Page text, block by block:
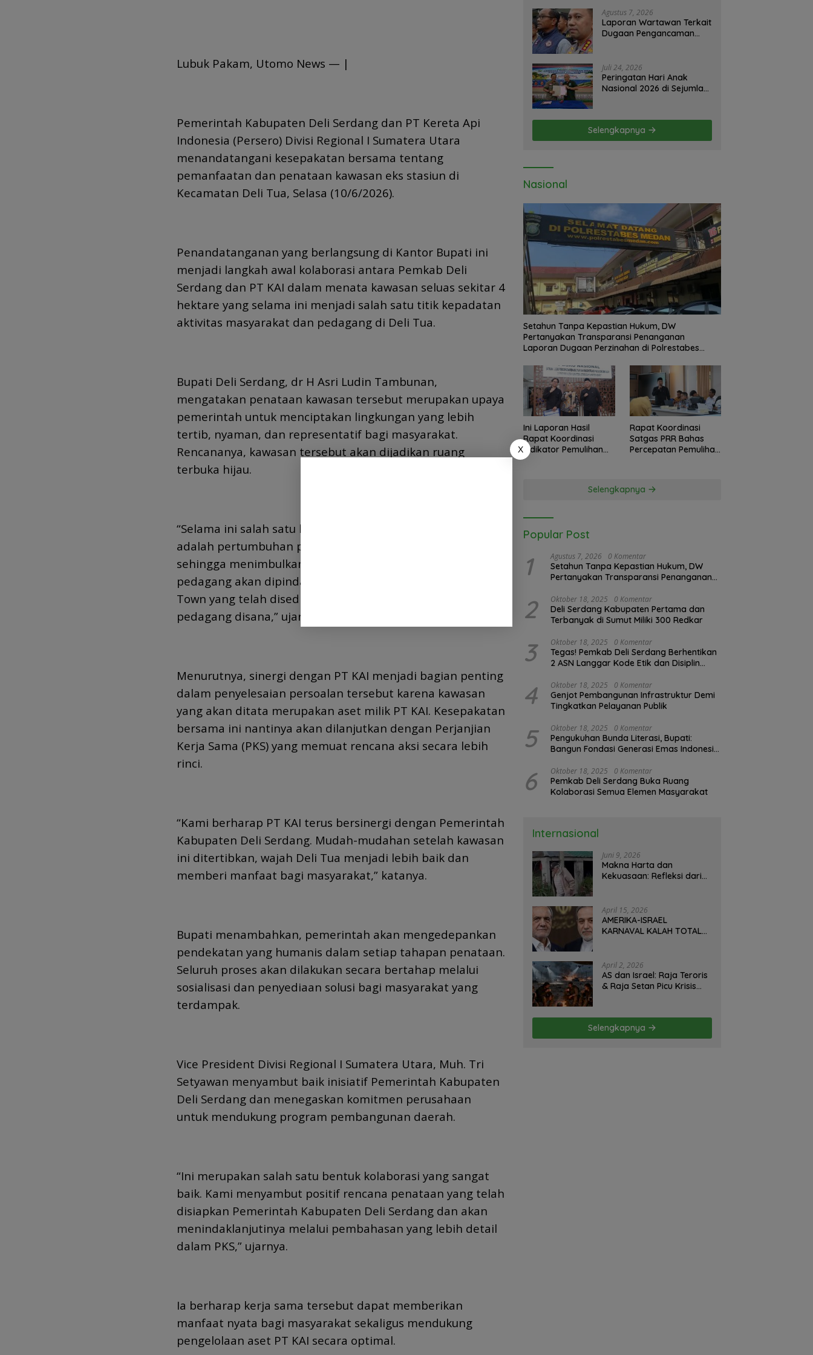
Lubuk Pakam, Utomo News — |
Pemerintah Kabupaten Deli Serdang dan PT Kereta Api
Indonesia (Persero) Divisi Regional I Sumatera Utara
menandatangani kesepakatan bersama tentang
pemanfaatan dan penataan kawasan eks stasiun di
Kecamatan Deli Tua, Selasa (10/6/2026).
Penandatanganan yang berlangsung di Kantor Bupati ini
menjadi langkah awal kolaborasi antara Pemkab Deli
Serdang dan PT KAI dalam menata kawasan seluas sekitar 4
hektare yang selama ini menjadi salah satu titik kepadatan
aktivitas masyarakat dan pedagang di Deli Tua.
Bupati Deli Serdang, dr H Asri Ludin Tambunan,
mengatakan penataan kawasan tersebut merupakan upaya
pemerintah untuk menciptakan lingkungan yang lebih
tertib, nyaman, dan representatif bagi masyarakat.
Rencananya, kawasan tersebut akan dijadikan ruang
terbuka hijau.
“Selama ini salah satu kendala utama di kawasan tersebut
adalah pertumbuhan pedagang yang semakin menjamur
sehingga menimbulkan kesemrawutan. Ke depan,
pedagang akan dipindahkan ke lokasi relokasi di Pasar Old
Town yang telah disediakan dan cukup untuk menampung
pedagang disana,” ujarnya.
Menurutnya, sinergi dengan PT KAI menjadi bagian penting
dalam penyelesaian persoalan tersebut karena kawasan
yang akan ditata merupakan aset milik PT KAI. Kesepakatan
bersama ini nantinya akan dilanjutkan dengan Perjanjian
Kerja Sama (PKS) yang memuat rencana aksi secara lebih
rinci.
“Kami berharap PT KAI terus bersinergi dengan Pemerintah
Kabupaten Deli Serdang. Mudah-mudahan setelah kawasan
ini ditertibkan, wajah Deli Tua menjadi lebih baik dan
memberi manfaat bagi masyarakat,” katanya.
Bupati menambahkan, pemerintah akan mengedepankan
pendekatan yang humanis dalam setiap tahapan penataan.
Seluruh proses akan dilakukan secara bertahap melalui
sosialisasi dan penyediaan solusi bagi masyarakat yang
terdampak.
Vice President Divisi Regional I Sumatera Utara, Muh. Tri
Setyawan menyambut baik inisiatif Pemerintah Kabupaten
Deli Serdang dan menegaskan komitmen perusahaan
untuk mendukung program pembangunan daerah.
“Ini merupakan salah satu bentuk kolaborasi yang sangat
baik. Kami menyambut positif rencana penataan yang telah
disiapkan Pemerintah Kabupaten Deli Serdang dan akan
menindaklanjutinya melalui pembahasan yang lebih detail
dalam PKS,” ujarnya.
Ia berharap kerja sama tersebut dapat memberikan
manfaat nyata bagi masyarakat sekaligus mendukung
pengelolaan aset PT KAI secara optimal.
Agustus 7, 2026
Laporan Wartawan Terkait
Dugaan Pengancaman
Medan
Juli 24, 2026
Peringatan Hari Anak
Nasional 2026 di Sejumlah
Kemendikdasmen
Selengkapnya
Nasional
Setahun Tanpa Kepastian Hukum, DW
Pertanyakan Transparansi Penanganan
Laporan Dugaan Perzinahan di Polrestabes
Ini Laporan Hasil
Rapat Koordinasi
Indikator Pemulihan
Kab. Langkat
Rapat Koordinasi
Satgas PRR Bahas
Percepatan Pemulihan
Selengkapnya
Popular Post
1 Agustus 7, 2026 0 Komentar
Setahun Tanpa Kepastian Hukum, DW
Pertanyakan Transparansi Penanganan
Polrestabes Medan
2 Oktober 18, 2025 0 Komentar
Deli Serdang Kabupaten Pertama dan
Terbanyak di Sumut Miliki 300 Redkar
3 Oktober 18, 2025 0 Komentar
Tegas! Pemkab Deli Serdang Berhentikan
2 ASN Langgar Kode Etik dan Disiplin
4 Oktober 18, 2025 0 Komentar
Genjot Pembangunan Infrastruktur Demi
Tingkatkan Pelayanan Publik
5 Oktober 18, 2025 0 Komentar
Pengukuhan Bunda Literasi, Bupati:
Bangun Fondasi Generasi Emas Indonesia
6 Oktober 18, 2025 0 Komentar
Pemkab Deli Serdang Buka Ruang
Kolaborasi Semua Elemen Masyarakat
Internasional
Juni 9, 2026
Makna Harta dan
Kekuasaan: Refleksi dari
Uruguay Oleh: Hasan
Basri Siregar, Redaktur
Utomo News, Rubrik: Opini
April 15, 2026
AMERIKA-ISRAEL
KARNAVAL KALAH TOTAL
Strategi Gagal! – Oleh;
Hasan Basri Siregar.
April 2, 2026
AS dan Israel: Raja Teroris
& Raja Setan Picu Krisis
Basri Siregar, ketua JWI
DS.
Selengkapnya
X